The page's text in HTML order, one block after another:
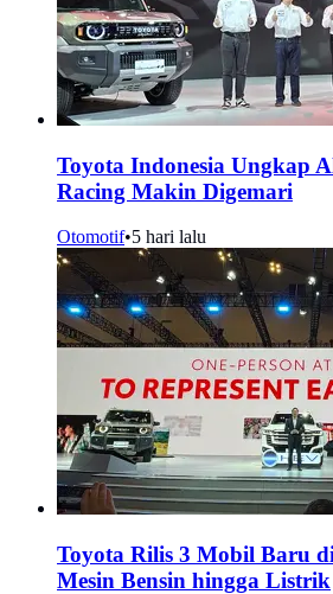
Toyota Indonesia Ungkap
Racing Makin Digemari
Otomotif•5 hari lalu
Toyota Rilis 3 Mobil Baru
Mesin Bensin hingga Listrik